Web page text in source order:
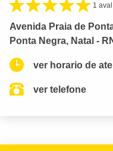
1 aval.
Avenida Praia de
Ponta Negra, Natal -
ver horario de
ver telefone